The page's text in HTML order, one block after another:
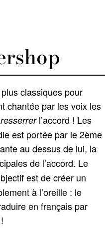
classiques pour
chantée par les voix les
resserrer l’accord ! Les
est portée par le 2ème
au dessus de lui, la
de l’accord. Le
est de créer un
à l’oreille : le
en français par